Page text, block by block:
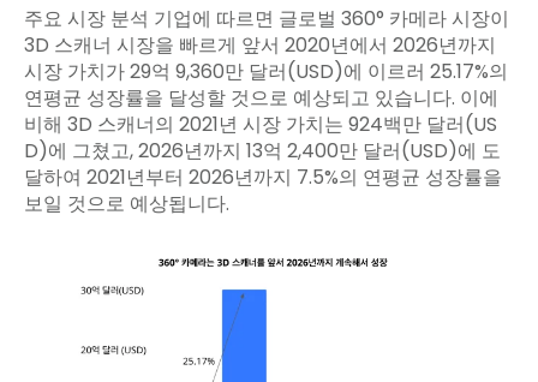
주요 시장 분석 기업에 따르면 글로벌 360° 카메라 시장이
3D 스캐너 시장을 빠르게 앞서 2020년에서 2026년까지
시장 가치가 29억 9,360만 달러(USD)에 이르러 25.17%의
연평균 성장률을 달성할 것으로 예상되고 있습니다. 이에
비해 3D 스캐너의 2021년 시장 가치는 924백만 달러(US
D)에 그쳤고, 2026년까지 13억 2,400만 달러(USD)에 도
달하여 2021년부터 2026년까지 7.5%의 연평균 성장률을
보일 것으로 예상됩니다.